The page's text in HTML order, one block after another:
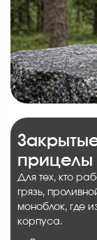
прицелы
Для тех, кто
грязь,
моноблок, где
корпуса.